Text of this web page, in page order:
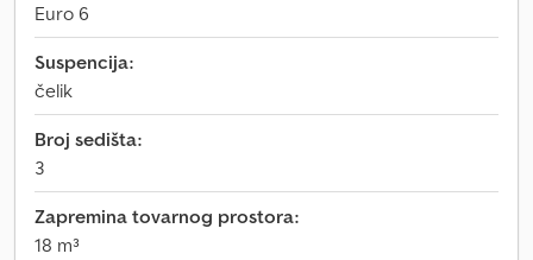
Euro 6
Suspencija:
čelik
Broj sedišta:
3
Zapremina tovarnog prostora:
18 m³